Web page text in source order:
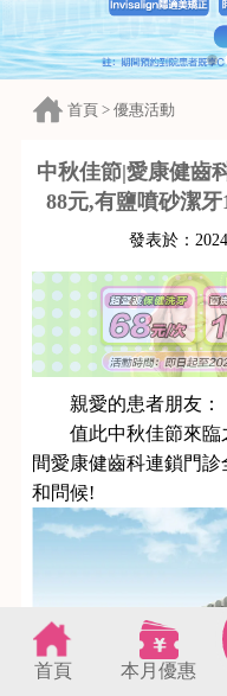
首頁 > 優惠活動
中秋佳節|愛康健齒
88元,有鹽噴砂潔
發表於：
親愛的患者朋友：
值此中秋佳節來臨
間愛康健齒科連鎖門
和問候!
首頁 本月優惠